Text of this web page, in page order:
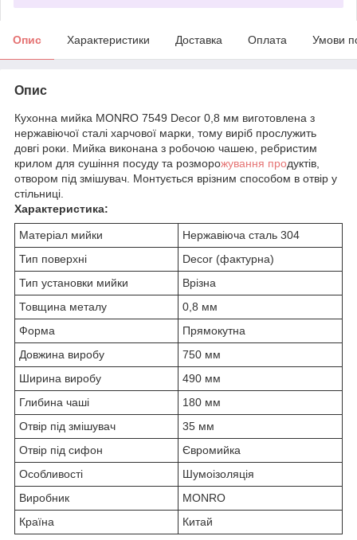
Опис Характеристики Доставка Оплата Умови
Опис
Кухонна мийка MONRO 7549 Decor 0,8 мм виготовлена з
нержавіючої сталі харчової марки, тому виріб прослужить
довгі роки. Мийка виконана з робочою чашею, ребристим
крилом для сушіння посуду та розморожування продуктів,
отвором під змішувач. Монтується врізним способом в отвір у
стільниці.
Характеристика:
Матеріал мийки
Нержавіюча сталь 304
Тип поверхні
Decor (фактурна)
Тип установки мийки
Врізна
Товщина металу
0,8 мм
Форма
Прямокутна
Довжина виробу
750 мм
Ширина виробу
490 мм
Глибина чаші
180 мм
Отвір під змішувач
35 мм
Отвір під сифон
Євромийка
Особливості
Шумоізоляція
Виробник
MONRO
Країна
Китай